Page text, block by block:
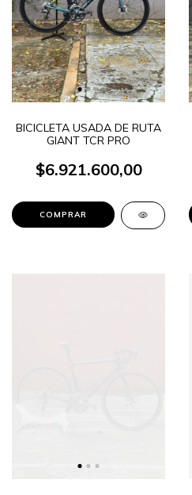
BICICLETA USADA DE RUTA
GIANT TCR PRO
$6.921.600,00
COMPRAR